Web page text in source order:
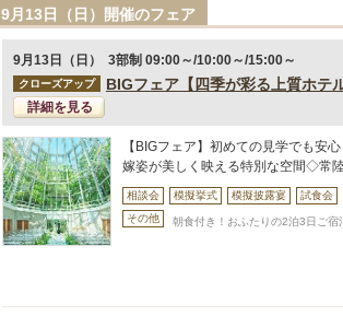
9月13日（日）開催のフェア
9月13日（日） 3部制 09:00～/10:00～/15:00～
クローズアップ BIGフェア【四季が彩る上質ホテ
詳細を見る
【BIGフェア】初めての見学でも安
嫁姿が美しく映える特別な空間◇常
相談会 模擬挙式 模擬披露宴
試食会
その他
朝食付き！おふたりの2泊3日ご